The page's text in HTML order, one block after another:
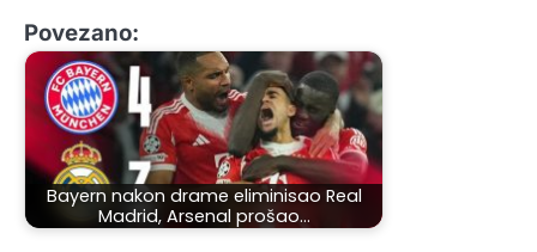
Povezano:
Bayern nakon drame eliminisao Real
Madrid, Arsenal prošao…